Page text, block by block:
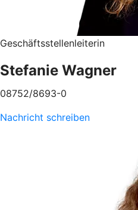
Geschäftsstellenleiterin
Stefanie Wagner
08752/8693-0
Nachricht schreiben